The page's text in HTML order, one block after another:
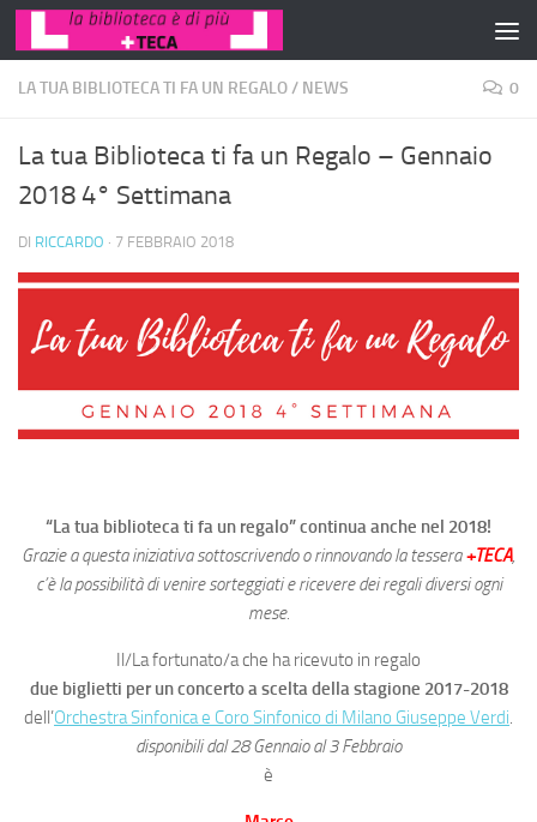
Salta al contenuto
LA TUA BIBLIOTECA TI FA UN REGALO/ NEWS 0
La tua Biblioteca ti fa un Regalo – Gennaio
2018 4° Settimana
DI RICCARDO · 7 FEBBRAIO 2018
“La tua biblioteca ti fa un regalo” continua anche nel 2018!
Grazie a questa iniziativa sottoscrivendo o rinnovando la tessera+TECA,
c’è la possibilità di venire sorteggiati e ricevere dei regali diversi ogni
mese.
Il/La fortunato/a che ha ricevuto in regalo
due biglietti per un concerto a scelta della stagione 2017-2018
dell’Orchestra Sinfonica e Coro Sinfonico di Milano Giuseppe Verdi.
disponibili dal 28 Gennaio al 3 Febbraio
è